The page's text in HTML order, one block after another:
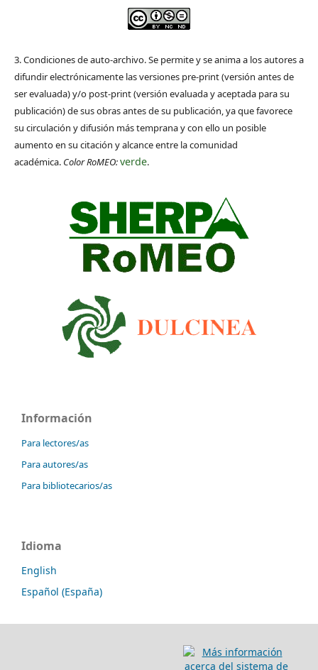
3. Condiciones de auto-archivo. Se permite y se anima a los autores a
difundir electrónicamente las versiones pre-print (versión antes de
ser evaluada) y/o post-print (versión evaluada y aceptada para su
publicación) de sus obras antes de su publicación, ya que favorece
su circulación y difusión más temprana y con ello un posible
aumento en su citación y alcance entre la comunidad
académica. Color RoMEO:verde.
Información
Para lectores/as
Para autores/as
Para bibliotecarios/as
Idioma
English
Español (España)